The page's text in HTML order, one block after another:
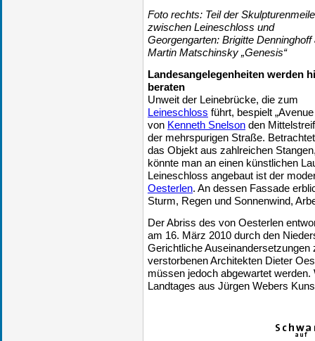
Foto rechts: Teil der Skulpturenmeile
zwischen Leineschloss und
Georgengarten: Brigitte Denninghoff
Martin Matschinsky „Genesis“
Landesangelegenheiten werden
beraten
Unweit der Leinebrücke, die zum
Leineschloss führt, bespielt „Avenue
von Kenneth Snelson den
der mehrspurigen Straße.
das Objekt aus zahlreichen
könnte man an einen künstlichen
Leineschloss angebaut ist der
Oesterlen. An dessen Fassade
Sturm, Regen und Sonnenwind,
Der Abriss des von Oesterlen
am 16. März 2010 durch den
Gerichtliche
verstorbenen Architekten Dieter
müssen jedoch abgewartet
Landtages aus Jürgen Webers